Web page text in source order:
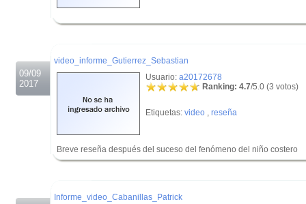
09/09
2017
video_informe_Gutierrez_Sebastian
Usuario: a20172678
Ranking: 4.7/5.0 (3 votos)
Etiquetas: video , reseña
Breve reseña después del suceso del fenómeno del niño costero
Informe_video_Cabanillas_Patrick